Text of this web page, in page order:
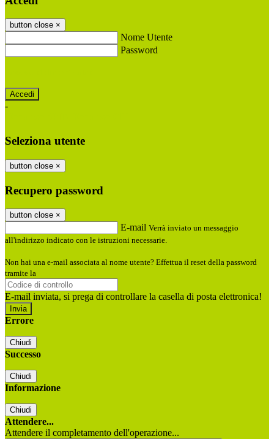
button close ×
Nome Utente
Password
-
Seleziona utente
button close ×
Recupero password
button close ×
E-mail Verrà inviato un messaggio
all'indirizzo indicato con le istruzioni necessarie.
Non hai una e-mail associata al nome utente? Effettua il reset della password
tramite la
E-mail inviata, si prega di controllare la casella di posta elettronica!
Errore
Chiudi
Successo
Chiudi
Informazione
Chiudi
Attendere...
Attendere il completamento dell'operazione...